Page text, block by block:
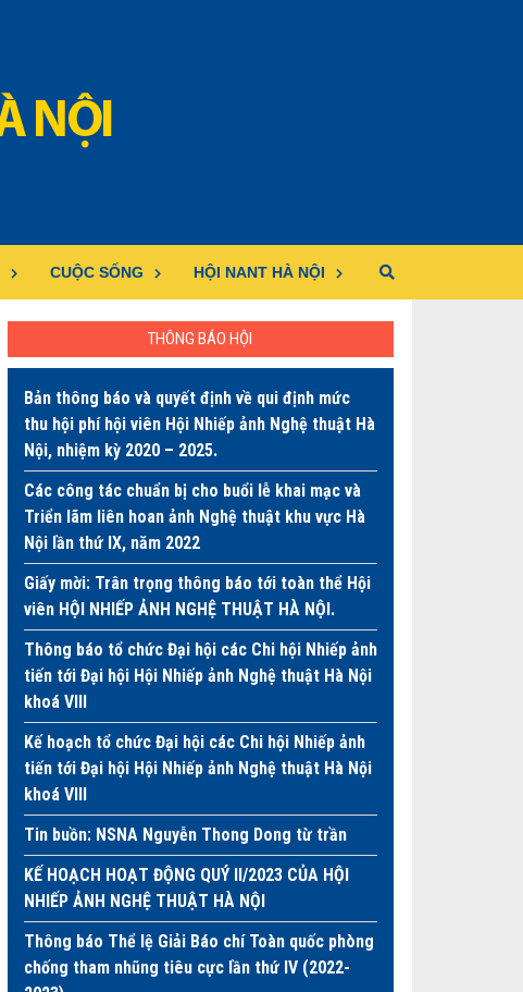
CUỘC SỐNG HỘI NANT HÀ NỘI
THÔNG BÁO HỘI
Bản thông báo và quyết định về qui định mức
thu hội phí hội viên Hội Nhiếp ảnh Nghệ thuật Hà
Nội, nhiệm kỳ 2020 – 2025.
Các công tác chuẩn bị cho buổi lễ khai mạc và
Triển lãm liên hoan ảnh Nghệ thuật khu vực Hà
Nội lần thứ IX, năm 2022
Giấy mời: Trân trọng thông báo tới toàn thể Hội
viên HỘI NHIẾP ẢNH NGHỆ THUẬT HÀ NỘI.
Thông báo tổ chức Đại hội các Chi hội Nhiếp ảnh
tiến tới Đại hội Hội Nhiếp ảnh Nghệ thuật Hà Nội
khoá VIII
Kế hoạch tổ chức Đại hội các Chi hội Nhiếp ảnh
tiến tới Đại hội Hội Nhiếp ảnh Nghệ thuật Hà Nội
khoá VIII
Tin buồn: NSNA Nguyễn Thong Dong từ trần
KẾ HOẠCH HOẠT ĐỘNG QUÝ II/2023 CỦA HỘI
NHIẾP ẢNH NGHỆ THUẬT HÀ NỘI
Thông báo Thể lệ Giải Báo chí Toàn quốc phòng
chống tham nhũng tiêu cực lần thứ IV (2022-